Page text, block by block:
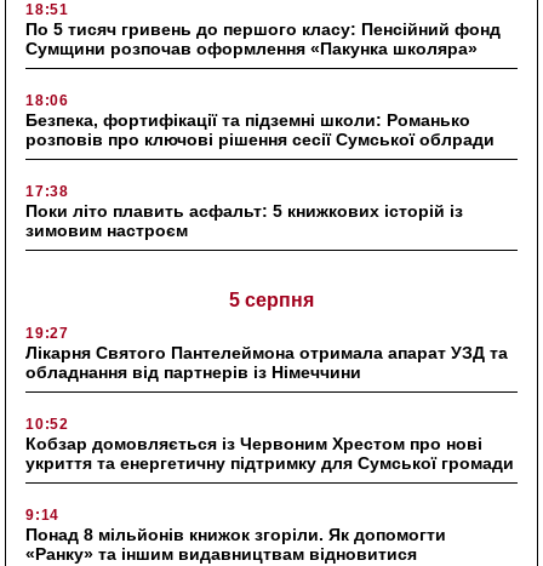
18:51
По 5 тисяч гривень до першого класу: Пенсійний фонд
Сумщини розпочав оформлення «Пакунка школяра»
18:06
Безпека, фортифікації та підземні школи: Романько
розповів про ключові рішення сесії Сумської облради
17:38
Поки літо плавить асфальт: 5 книжкових історій із
зимовим настроєм
5 серпня
19:27
Лікарня Святого Пантелеймона отримала апарат УЗД та
обладнання від партнерів із Німеччини
10:52
Кобзар домовляється із Червоним Хрестом про нові
укриття та енергетичну підтримку для Сумської громади
9:14
Понад 8 мільйонів книжок згоріли. Як допомогти
«Ранку» та іншим видавництвам відновитися